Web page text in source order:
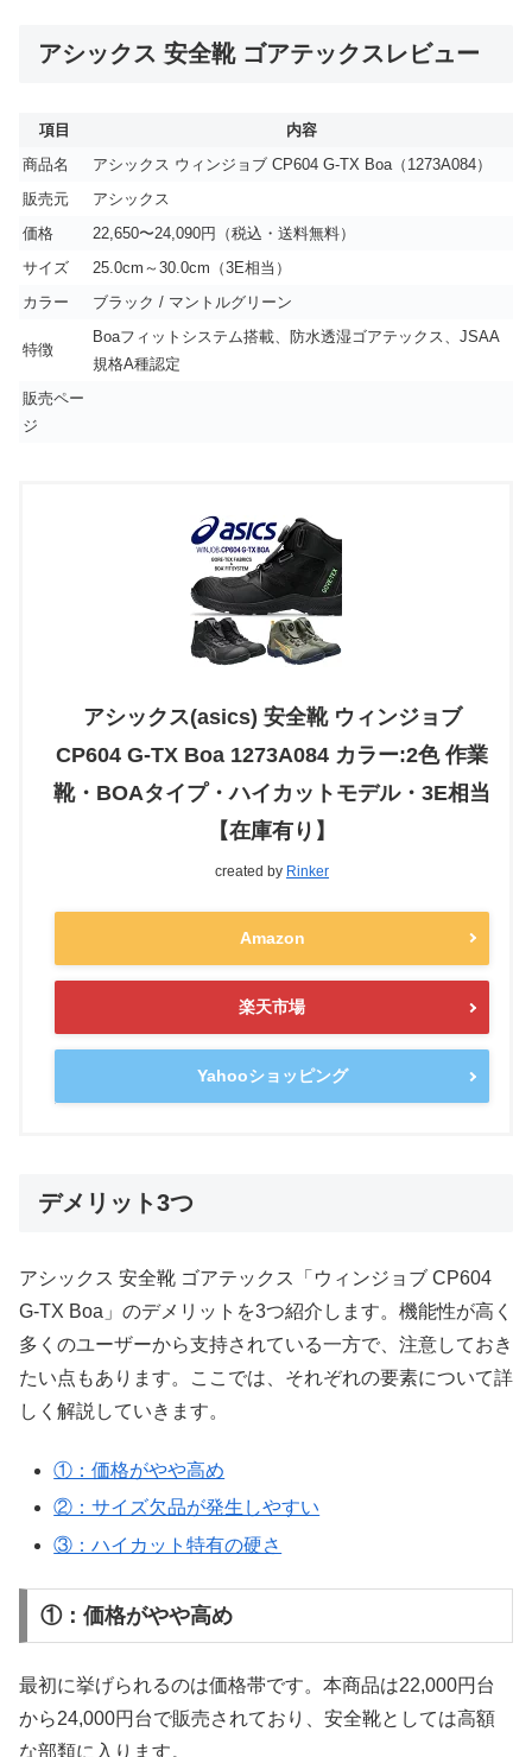
アシックス 安全靴 ゴアテックスレビュー
項目
内容
商品名
アシックス ウィンジョブ CP604 G-TX Boa（1273A084）
販売元
アシックス
価格
22,650〜24,090円（税込・送料無料）
サイズ
25.0cm～30.0cm（3E相当）
カラー
ブラック / マントルグリーン
特徴
Boaフィットシステム搭載、防水透湿ゴアテックス、JSAA
規格A種認定
販売ペー
ジ
アシックス(asics) 安全靴 ウィンジョブ
CP604 G-TX Boa 1273A084 カラー:2色 作業
靴・BOAタイプ・ハイカットモデル・3E相当
【在庫有り】
created by Rinker
Amazon
楽天市場
Yahooショッピング
デメリット3つ
アシックス 安全靴 ゴアテックス「ウィンジョブ CP604
G-TX Boa」のデメリットを3つ紹介します。機能性が高く
多くのユーザーから支持されている一方で、注意しておき
たい点もあります。ここでは、それぞれの要素について詳
しく解説していきます。
①：価格がやや高め
②：サイズ欠品が発生しやすい
③：ハイカット特有の硬さ
①：価格がやや高め
最初に挙げられるのは価格帯です。本商品は22,000円台
から24,000円台で販売されており、安全靴としては高額
な部類に入ります。